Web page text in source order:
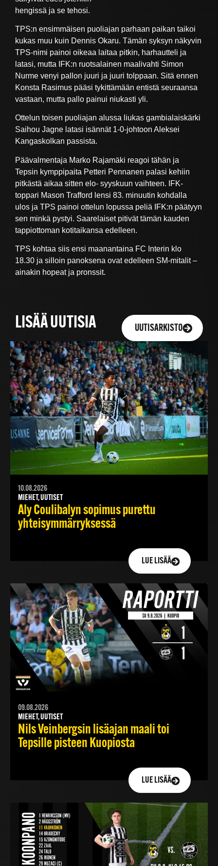
hengissä ja se tehosi.
TPS:n ensimmäisen puoliajan parhaan paikan taikoi
kukas muu kuin Dennis Okaru. Tämän syksyn näkyvin
TPS-nimi painoi oikeaa laitaa pitkin, harhautteli ja
latasi, mutta IFK:n ruotsalainen maalivahti Simon
Nurme venyi pallon juuri ja juuri tolppaan. Sitä ennen
Konsta Rasimus pääsi tykittämään entistä seuraansa
vastaan, mutta pallo painui niukasti yli.
Ottelun toisen puoliajan alussa liukas gambialaiskärki
Saihou Jagne latasi isännät 1-0-johtoon Aleksei
Kangaskolkan passista.
Päävalmentaja Marko Rajamäki reagoi tähän ja
Tepsin kymppipaita Petteri Pennanen palasi kehiin
pitkästä aikaa sitten elo- syyskuun vaihteen. IFK-
toppari Mason Trafford lensi 83. minuutin kohdalla
ulos ja TPS painoi ottelun lopussa peliä IFK:n päätyyn
sen minkä pystyi. Saarelaiset pitivät tämän kauden
tappiottoman kotitaikansa edelleen.
TPS kohtaa siis ensi maanantaina FC Interin klo
18.30 ja silloin panoksena ovat edelleen SM-mitalit –
ainakin hopeat ja pronssit.
LISÄÄ UUTISIA UUTISARKISTO
10.08.2026
MIEHET, UUTISET
Aly Coulibalyn sopimus purettu
yhteisymmärryksessä
LUE LISÄÄ
09.08.2026
MIEHET, UUTISET
Nils Veinbergsin lisäajan maali toi
Tepsille pisteen Kuopiosta
LUE LISÄÄ